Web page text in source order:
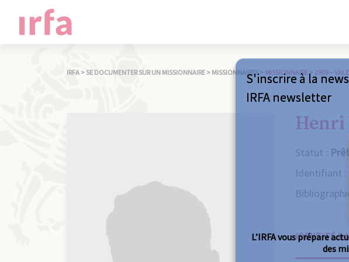
IRFA >SE DOCUMENTER SUR UN MISSIONNAIRE > MISSIONNAIRES > MISSIONNAIRE> 2909 –
Henri
Statut :
Identifiant :
IDENTITÉ &
S'inscrire à la
IRFA newsletter
L’IRFA vous prépare
des